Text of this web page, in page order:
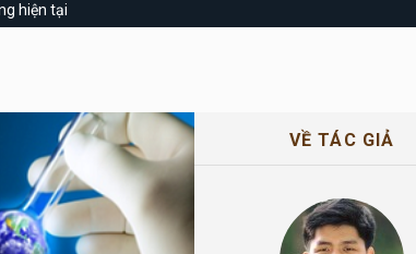
hiện tại
VỀ TÁC GIẢ